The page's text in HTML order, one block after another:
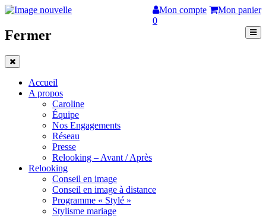
Mon compte
Mon panier
0
Fermer
Accueil
A propos
Caroline
Équipe
Nos Engagements
Réseau
Presse
Relooking – Avant / Après
Relooking
Conseil en image
Conseil en image à distance
Programme « Stylé »
Stylisme mariage